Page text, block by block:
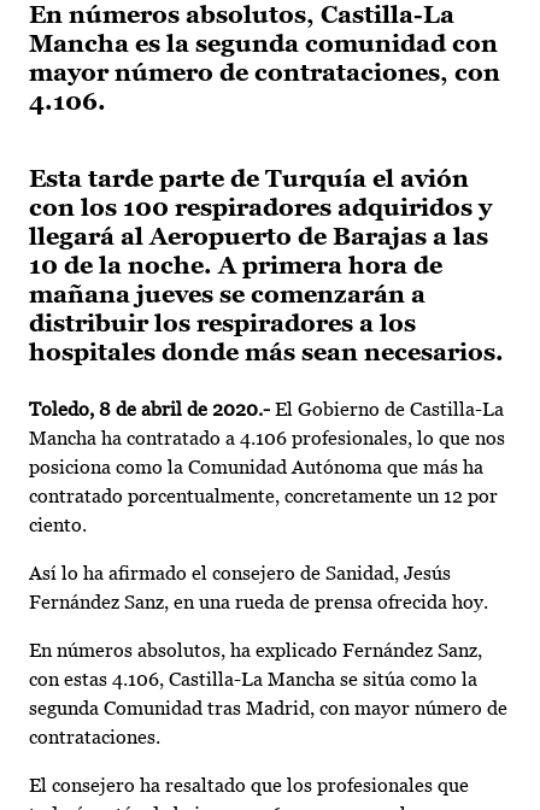
En números absolutos, Castilla-La
Mancha es la segunda comunidad con
mayor número de contrataciones, con
4.106.
Esta tarde parte de Turquía el avión
con los 100 respiradores adquiridos y
llegará al Aeropuerto de Barajas a las
10 de la noche. A primera hora de
mañana jueves se comenzarán a
distribuir los respiradores a los
hospitales donde más sean necesarios.
Toledo, 8 de abril de 2020.- El Gobierno de Castilla-La
Mancha ha contratado a 4.106 profesionales, lo que nos
posiciona como la Comunidad Autónoma que más ha
contratado porcentualmente, concretamente un 12 por
ciento.
Así lo ha afirmado el consejero de Sanidad, Jesús
Fernández Sanz, en una rueda de prensa ofrecida hoy.
En números absolutos, ha explicado Fernández Sanz,
con estas 4.106, Castilla-La Mancha se sitúa como la
segunda Comunidad tras Madrid, con mayor número de
contrataciones.
El consejero ha resaltado que los profesionales que